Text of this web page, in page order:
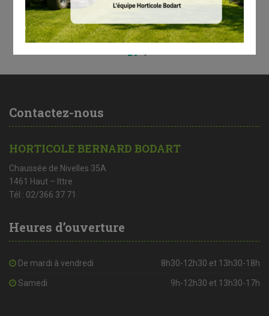
Remarque : l’outil de coupe ne peut être utilisé qu’avec une protection compatible.
Contactez-nous
HORTICOLE BERNARD BODART
Chaussée de Nivelles 35A
1461 Haut – Ittre
Tél : 02/366 37 71
Heures d’ouverture
De mardi à vendredi 8h30-12h30 et 13h30-18h
Samedi 9h-12h30 et 13h30-17h